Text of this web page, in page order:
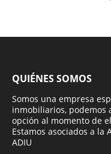
QUIÉNES SOMOS
Somos una empresa
inmobiliarios, podemos
opción al momento de
Estamos asociados a la
ADIU